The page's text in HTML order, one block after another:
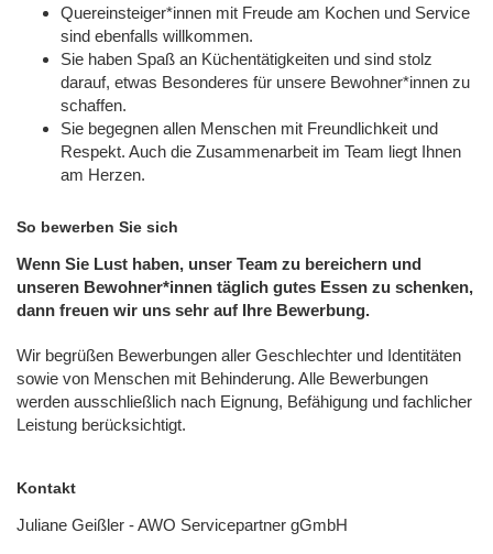
Quereinsteiger*innen mit Freude am Kochen und Service
sind ebenfalls willkommen.
Sie haben Spaß an Küchentätigkeiten und sind stolz
darauf, etwas Besonderes für unsere Bewohner*innen zu
schaffen.
Sie begegnen allen Menschen mit Freundlichkeit und
Respekt. Auch die Zusammenarbeit im Team liegt Ihnen
am Herzen.
So bewerben Sie sich
Wenn Sie Lust haben, unser Team zu bereichern und
unseren Bewohner*innen täglich gutes Essen zu schenken,
dann freuen wir uns sehr auf Ihre Bewerbung.
Wir begrüßen Bewerbungen aller Geschlechter und Identitäten
sowie von Menschen mit Behinderung. Alle Bewerbungen
werden ausschließlich nach Eignung, Befähigung und fachlicher
Leistung berücksichtigt.
Kontakt
Juliane Geißler - AWO Servicepartner gGmbH